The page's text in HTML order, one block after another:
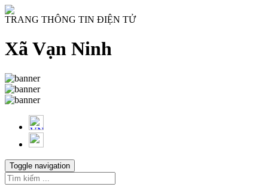
TRANG THÔNG TIN ĐIỆN TỬ
Xã Vạn Ninh
Toggle navigation